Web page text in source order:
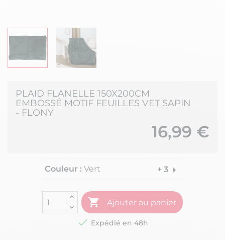
PLAID FLANELLE 150X200CM
EMBOSSÉ MOTIF FEUILLES VET SAPIN
- FLONY
16,99 €
Couleur : Vert + 3 arrow_right
 Ajouter au panier
 Expédié en 48h